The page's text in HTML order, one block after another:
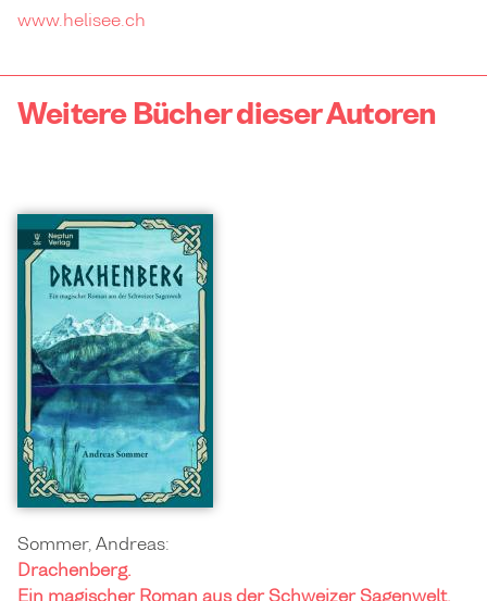
www.helisee.ch
Weitere Bücher dieser Autoren
Sommer, Andreas:
Drachenberg.
Ein magischer Roman aus der Schweizer Sagenwelt.